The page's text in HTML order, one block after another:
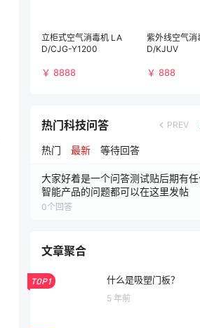
立柜式空气消毒机 LA
D/CJG-Y1200
￥ 8888
紫外线空气消
D/KJUV
￥ 888
热门科技问答 PREV
热门 最新 等待回答
大家好着是一个问答测试贴后期有
智能产品的问题都可以在这里发帖
0个回答
文章聚合
TOP1 什么是吸塑门板？
5 年前